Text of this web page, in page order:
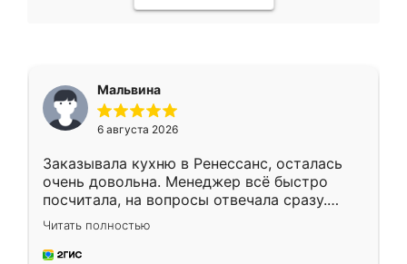
Мальвина
6 августа 2026
Заказывала кухню в Ренессанс, осталась
очень довольна. Менеджер всё быстро
посчитала, на вопросы отвечала сразу.
Замерщик приехал в субботу, подошёл к
делу со всей ответственностью. Собрали
за день, ребята работали аккуратно, даже
Читать полностью